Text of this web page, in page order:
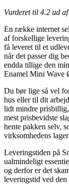
Vurderet til 4.2 ud
En række internet
af forskellige
få leveret til et
når det passer dig
endda tillige den
Enamel Mini Wave
Du bør lige så vel
hus eller til dit
lidt mindre
mest prisbevidste
hente pakken selv,
virksomhedens lager.
Leveringstiden på
ualmindeligt
og derfor er det
leveringstid ved